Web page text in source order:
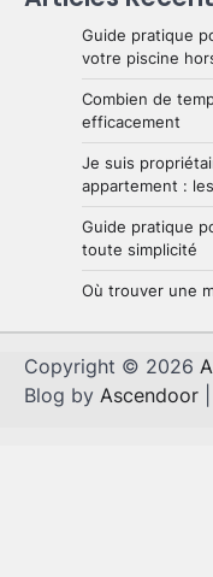
Guide pratique
votre piscine
Combien de
efficacement
Je suis
appartement :
Guide pratique
toute simplicité
Où trouver une
Copyright © 2026
Blog by Ascendoor